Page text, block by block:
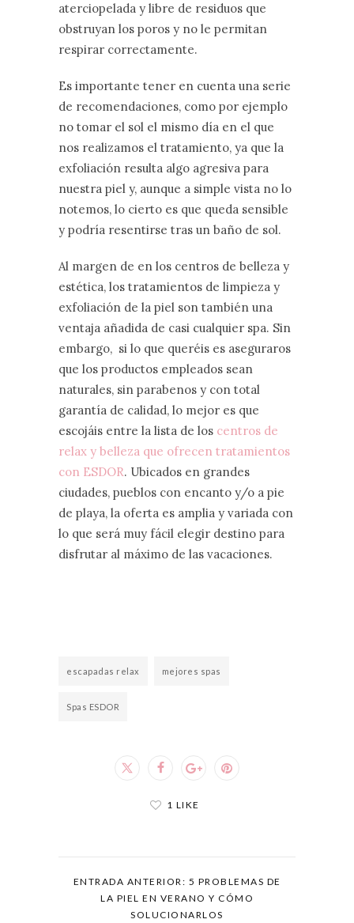
aterciopelada y libre de residuos que
obstruyan los poros y no le permitan
respirar correctamente.
Es importante tener en cuenta una serie
de recomendaciones, como por ejemplo
no tomar el sol el mismo día en el que
nos realizamos el tratamiento, ya que la
exfoliación resulta algo agresiva para
nuestra piel y, aunque a simple vista no lo
notemos, lo cierto es que queda sensible
y podría resentirse tras un baño de sol.
Al margen de en los centros de belleza y
estética, los tratamientos de limpieza y
exfoliación de la piel son también una
ventaja añadida de casi cualquier spa. Sin
embargo, si lo que queréis es aseguraros
que los productos empleados sean
naturales, sin parabenos y con total
garantía de calidad, lo mejor es que
escojáis entre la lista de los centros de
relax y belleza que ofrecen tratamientos
con ESDOR. Ubicados en grandes
ciudades, pueblos con encanto y/o a pie
de playa, la oferta es amplia y variada con
lo que será muy fácil elegir destino para
disfrutar al máximo de las vacaciones.
escapadas relax mejores spas
Spas ESDOR
1 LIKE
ENTRADA ANTERIOR: 5 PROBLEMAS DE
LA PIEL EN VERANO Y CÓMO
SOLUCIONARLOS